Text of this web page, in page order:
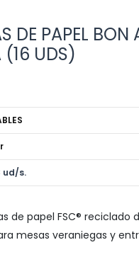
DE PAPEL BON
(16 UDS)
ud/s.
de papel FSC® reciclado
mesas veraniegas y